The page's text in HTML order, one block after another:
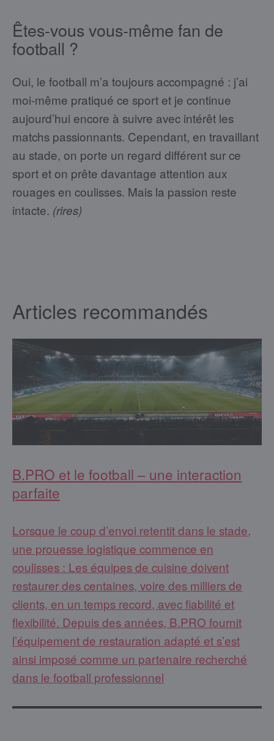
Êtes-vous vous-même fan de
football ?
Oui, le football m’a toujours accompagné : j’ai
moi-même pratiqué ce sport et je continue
aujourd’hui encore à suivre avec intérêt les
matchs passionnants. Cependant, en travaillant
au stade, on porte un regard différent sur ce
sport et on prête davantage attention aux
rouages en coulisses. Mais la passion reste
intacte. (rires)
Articles recommandés
B.PRO et le football – une interaction
parfaite
Lorsque le coup d’envoi retentit dans le stade,
une prouesse logistique commence en
coulisses : Les équipes de cuisine doivent
restaurer des centaines, voire des milliers de
clients, en un temps record, avec fiabilité et
flexibilité. Depuis des années, B.PRO fournit
l’équipement de restauration adapté et s’est
ainsi imposé comme un partenaire recherché
dans le football professionnel